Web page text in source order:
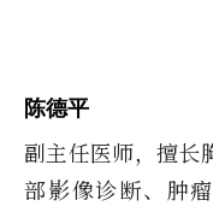
陈德平
副主任医师，擅长
部影像诊断、肿